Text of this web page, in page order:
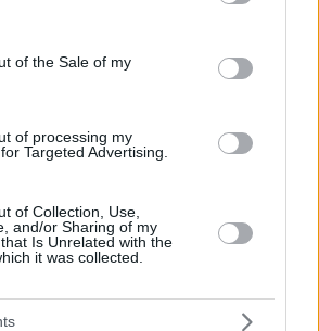
to Google and its third-party tags to
specified purposes in below Google
of the Sale of my
of processing my
Targeted Advertising.
of Collection, Use,
and/or Sharing of my
Is Unrelated with the
it was collected.
έφερε στον κόσμο το πρώτο
την ανάρτηση του συντρόφου της